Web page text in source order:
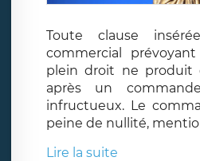
Toute clause
commercial
plein droit ne produit
après un
infructueux. Le
peine de nullité,
Lire la suite